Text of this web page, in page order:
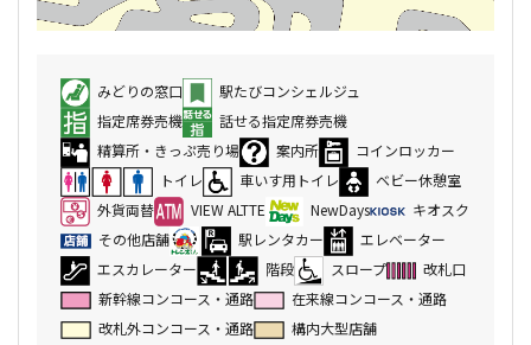
みどりの窓口
駅たびコンシェルジュ
指定席券売機
話せる指定席券売機
精算所・きっぷ売り場
案内所
コインロッカー
トイレ
車いす用トイレ
ベビー休憩室
外貨両替
VIEW ALTTE NewDays
キオスク
その他店舗
駅レンタカー
エレベーター
エスカレーター
階段 スロープ
改札口
新幹線コンコース・通路
在来線コンコース・通路
改札外コンコース・通路
構内大型店舗